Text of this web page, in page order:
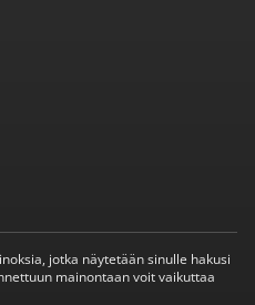
jotka näytetään sinulle hakusi
mainontaan voit vaikuttaa